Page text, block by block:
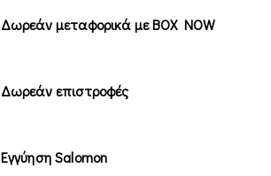
Δωρεάν μεταφορικά με BOX NOW
Δωρεάν επιστροφές
Εγγύηση Salomon